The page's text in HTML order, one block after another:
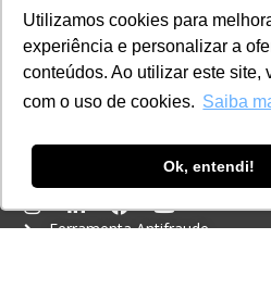
Utilizamos cookies para
experiência e personalizar a
conteúdos. Ao utilizar este site,
com o uso de cookies. Saiba
Ok, entendi!
Certificações
CONTATO
+55 11 3259-2837
contato@lec.com.br
Ferramenta Antifraude